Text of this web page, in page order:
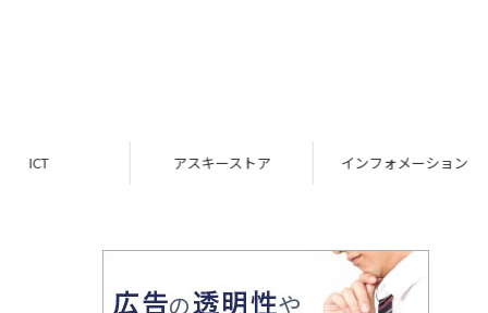
ICT アスキーストア インフォメーション